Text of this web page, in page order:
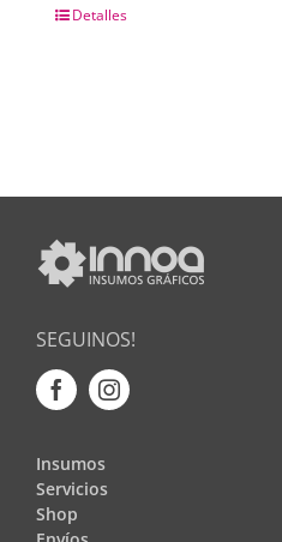
Detalles
SEGUINOS!
Insumos
Servicios
Shop